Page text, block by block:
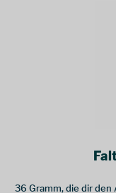
36 Gramm, die dir